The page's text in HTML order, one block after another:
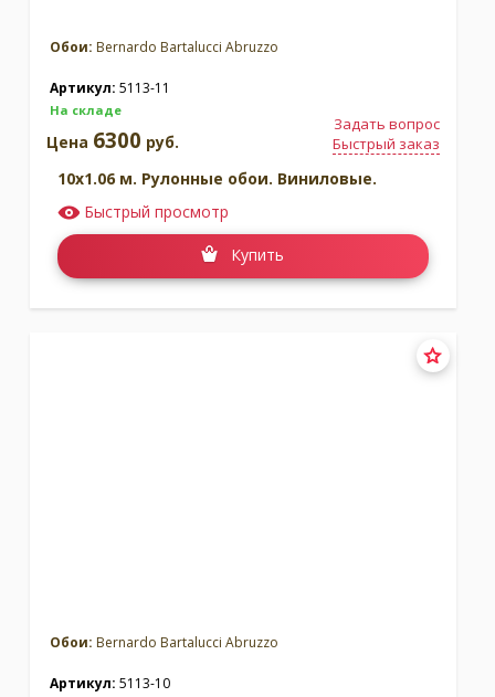
Обои: Bernardo Bartalucci Abruzzo
Артикул: 5113-11
На складе
Задать вопрос
Быстрый заказ
Цена 6300 руб.
10x1.06 м. Рулонные обои. Виниловые.
Быстрый просмотр
Купить
Обои: Bernardo Bartalucci Abruzzo
Артикул: 5113-10